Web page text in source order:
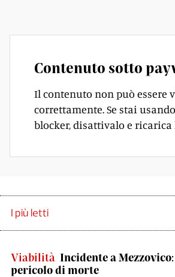
Contenuto sotto
Il contenuto non può essere
correttamente. Se stai
blocker, disattivalo e ricarica
I più letti
Viabilità Incidente a
pericolo di morte